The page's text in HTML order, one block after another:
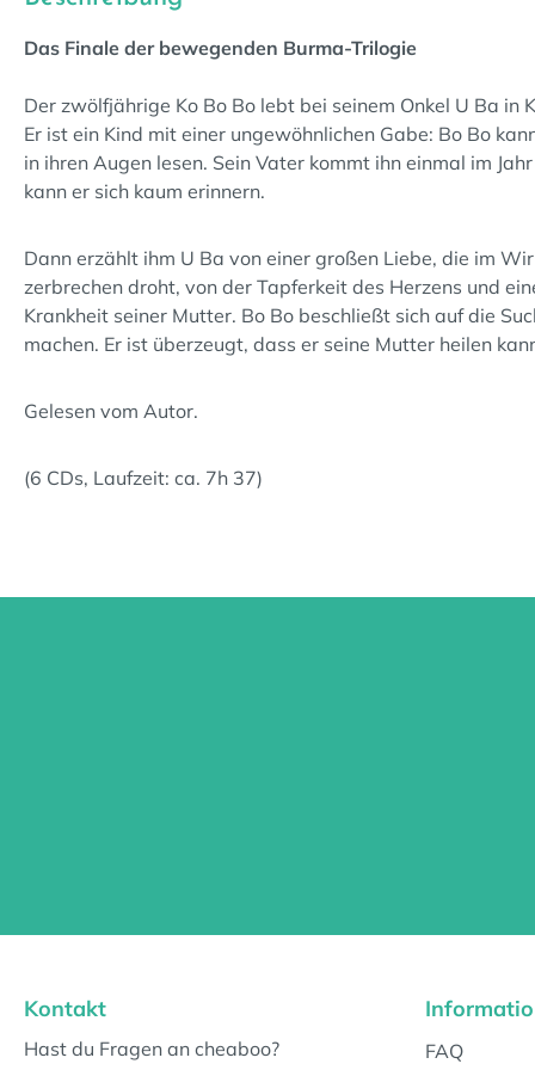
Das Finale der bewegenden Burma-Trilogie
Der zwölfjährige Ko Bo Bo lebt bei seinem Onkel U Ba in
Er ist ein Kind mit einer ungewöhnlichen Gabe: Bo Bo
in ihren Augen lesen. Sein Vater kommt ihn einmal im
kann er sich kaum erinnern.
Dann erzählt ihm U Ba von einer großen Liebe, die im
zerbrechen droht, von der Tapferkeit des Herzens und
Krankheit seiner Mutter. Bo Bo beschließt sich auf die
machen. Er ist überzeugt, dass er seine Mutter heilen
Gelesen vom Autor.
(6 CDs, Laufzeit: ca. 7h 37)
Kontakt
Hast du Fragen an cheaboo? FAQ